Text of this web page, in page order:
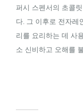
퍼시 스펜서의 초콜
다. 그 이후로 전자레
리를 요리하는 데 사
소 신비하고 오해를